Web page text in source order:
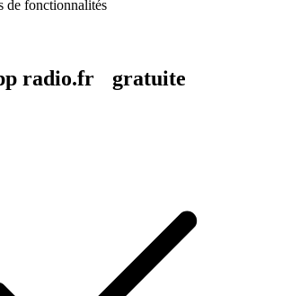
de fonctionnalités
radio.fr gratuite